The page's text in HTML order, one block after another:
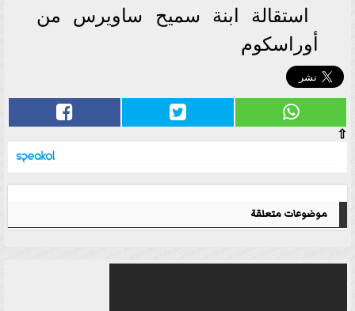
استقالة ابنة سميح ساويرس من
أوراسكوم
⇧
موضوعات متعلقة